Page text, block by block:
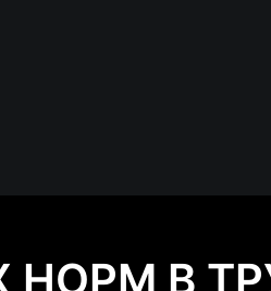
НОРМ В